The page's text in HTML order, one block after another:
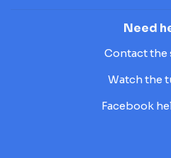
Need
Contact
Watch the
Facebook